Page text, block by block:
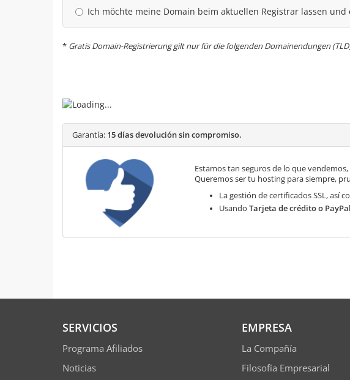
Ich möchte meine Domain beim aktuellen Registrar lassen
* Gratis Domain-Registrierung gilt nur für die folgenden Domainendungen
Garantía: 15 días devolución sin compromiso.
Estamos tan seguros de lo que
Queremos ser tu hosting para siempre,
La gestión de certificados SSL, así
Usando Tarjeta de crédito o PayPal
SERVICIOS
Programa Afiliados
Noticias
EMPRESA
La Compañía
Filosofía Empresarial